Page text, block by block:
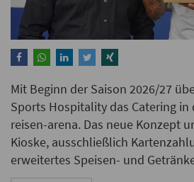
Mit Beginn der Saison 2026/27
Sports Hospitality das Catering
reisen-arena. Das neue Konzept
Kioske, ausschließlich
erweitertes Speisen- und